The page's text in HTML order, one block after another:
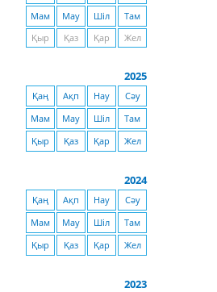
Мам
Мау Шіл
Там
Қыр
Қаз Қар Жел
2025
Қаң Ақп Нау
Сәу
Мам
Мау Шіл
Там
Қыр
Қаз Қар Жел
2024
Қаң Ақп Нау
Сәу
Мам
Мау Шіл
Там
Қыр
Қаз Қар Жел
2023